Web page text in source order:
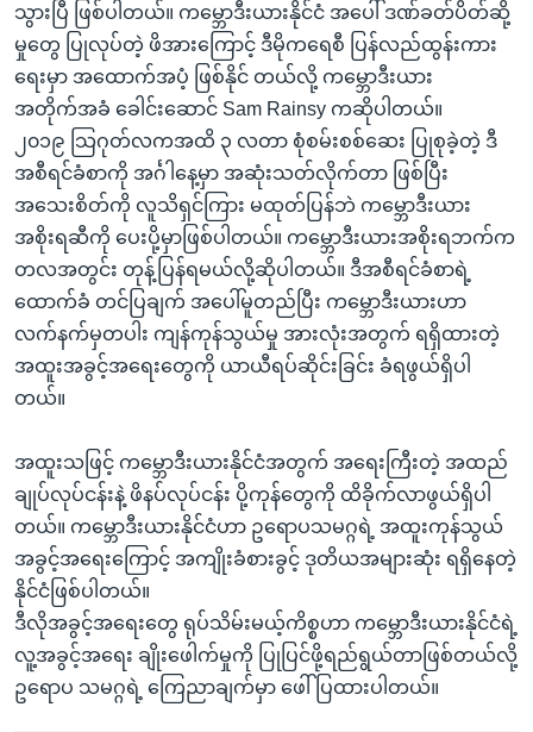
နေရာ
သို့
ကျော်
ရန်
သွားပြီ ဖြစ်ပါတယ်။ ကမ္ဘောဒီးယားနိုင်ငံ အပေါ် ဒဏ်ခတ်ပိတ်ဆို့
မှုတွေ ပြုလုပ်တဲ့ ဖိအားကြောင့် ဒီမိုကရေစီ ပြန်လည်ထွန်းကား
ရေးမှာ အထောက်အပံ့ ဖြစ်နိုင် တယ်လို့ ကမ္ဘောဒီးယား
အတိုက်အခံ ခေါင်းဆောင် Sam Rainsy ကဆိုပါတယ်။
၂၀၁၉ သြဂုတ်လကအထိ ၃ လတာ စုံစမ်းစစ်ဆေး ပြုစုခဲ့တဲ့ ဒီ
အစီရင်ခံစာကို အင်္ဂါနေ့မှာ အဆုံးသတ်လိုက်တာ ဖြစ်ပြီး
အသေးစိတ်ကို လူသိရှင်ကြား မထုတ်ပြန်ဘဲ ကမ္ဘောဒီးယား
အစိုးရဆီကို ပေးပို့မှာဖြစ်ပါတယ်။ ကမ္ဘောဒီးယားအစိုးရဘက်က
တလအတွင်း တုန့်ပြန်ရမယ်လို့ဆိုပါတယ်။ ဒီအစီရင်ခံစာရဲ့
ထောက်ခံ တင်ပြချက် အပေါ်မူတည်ပြီး ကမ္ဘောဒီးယားဟာ
လက်နက်မှတပါး ကျန်ကုန်သွယ်မှု အားလုံးအတွက် ရရှိထားတဲ့
အထူးအခွင့်အရေးတွေကို ယာယီရပ်ဆိုင်းခြင်း ခံရဖွယ်ရှိပါ
တယ်။
အထူးသဖြင့် ကမ္ဘောဒီးယားနိုင်ငံအတွက် အရေးကြီးတဲ့ အထည်
ချုပ်လုပ်ငန်းနဲ့ ဖိနပ်လုပ်ငန်း ပို့ကုန်တွေကို ထိခိုက်လာဖွယ်ရှိပါ
တယ်။ ကမ္ဘောဒီးယားနိုင်ငံဟာ ဥရောပသမဂ္ဂရဲ့ အထူးကုန်သွယ်
အခွင့်အရေးကြောင့် အကျိုးခံစားခွင့် ဒုတိယအများဆုံး ရရှိနေတဲ့
နိုင်ငံဖြစ်ပါတယ်။
ဒီလိုအခွင့်အရေးတွေ ရုပ်သိမ်းမယ့်ကိစ္စဟာ ကမ္ဘောဒီးယားနိုင်ငံရဲ့
လူ့အခွင့်အရေး ချိုးဖေါက်မှုကို ပြုပြင်ဖို့ရည်ရွယ်တာဖြစ်တယ်လို့
ဥရောပ သမဂ္ဂရဲ့ ကြေညာချက်မှာ ဖေါ်ပြထားပါတယ်။